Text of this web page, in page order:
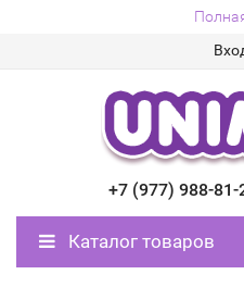
+7 (977) 988-81-
Каталог товаров